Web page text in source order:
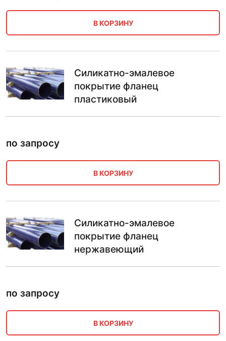
В КОРЗИНУ
Силикатно-эмалевое
покрытие фланец
пластиковый
по запросу
В КОРЗИНУ
Силикатно-эмалевое
покрытие фланец
нержавеющий
по запросу
В КОРЗИНУ